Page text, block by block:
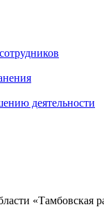
деятельности